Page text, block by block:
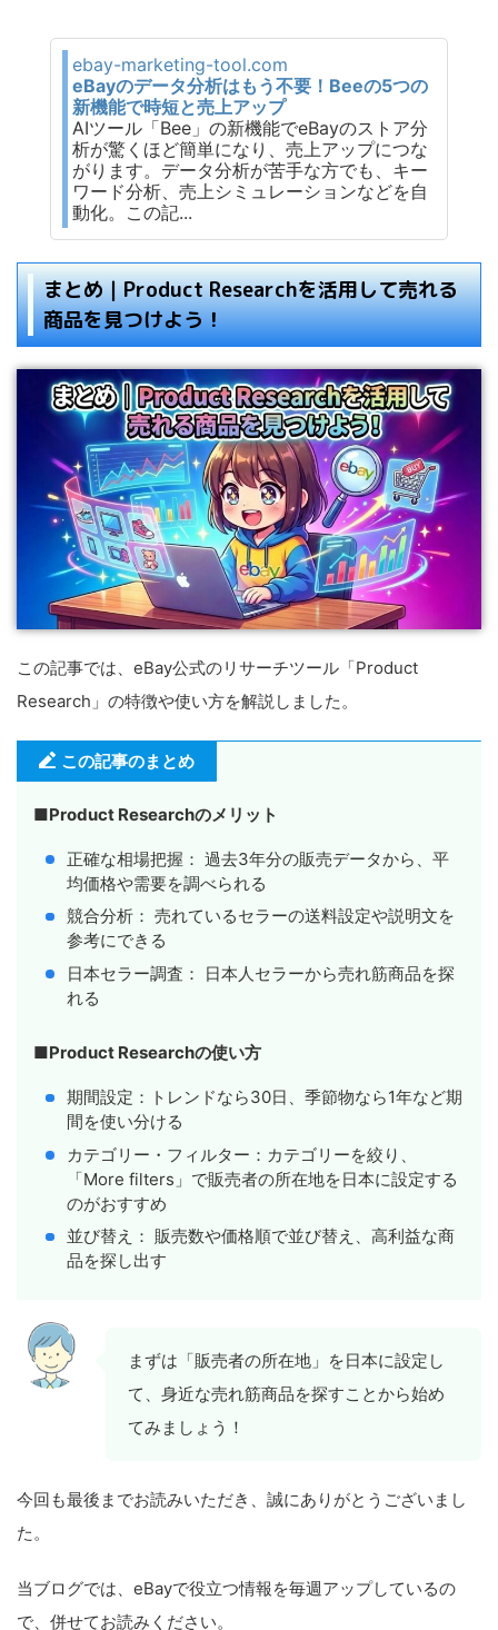
ebay-marketing-tool.com
eBayのデータ分析はもう不要！Beeの5つの
新機能で時短と売上アップ
AIツール「Bee」の新機能でeBayのストア分
析が驚くほど簡単になり、売上アップにつな
がります。データ分析が苦手な方でも、キー
ワード分析、売上シミュレーションなどを自
動化。この記...
まとめ｜Product Researchを活用して売れる
商品を見つけよう！
この記事では、eBay公式のリサーチツール「Product
Research」の特徴や使い方を解説しました。
この記事のまとめ
■Product Researchのメリット
正確な相場把握： 過去3年分の販売データから、平
均価格や需要を調べられる
競合分析： 売れているセラーの送料設定や説明文を
参考にできる
日本セラー調査： 日本人セラーから売れ筋商品を探
れる
■Product Researchの使い方
期間設定：トレンドなら30日、季節物なら1年など期
間を使い分ける
カテゴリー・フィルター：カテゴリーを絞り、
「More filters」で販売者の所在地を日本に設定する
のがおすすめ
並び替え： 販売数や価格順で並び替え、高利益な商
品を探し出す
まずは「販売者の所在地」を日本に設定し
て、身近な売れ筋商品を探すことから始め
てみましょう！
今回も最後までお読みいただき、誠にありがとうございまし
た。
当ブログでは、eBayで役立つ情報を毎週アップしているの
で、併せてお読みください。